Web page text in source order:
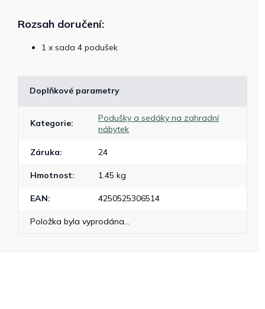
Rozsah doručení:
1 x sada 4 podušek
Doplňkové parametry
Kategorie:
Podušky a sedáky na zahradní
nábytek
Záruka: 24
Hmotnost: 1.45 kg
EAN: 4250525306514
Položka byla vyprodána…